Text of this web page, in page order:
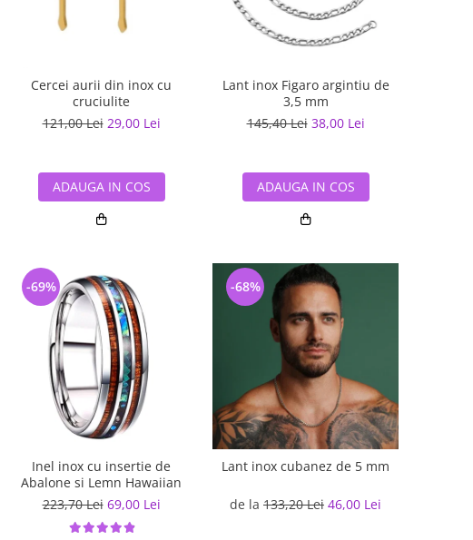
Cercei aurii din inox cu
cruciulite
121,00 Lei 29,00 Lei
ADAUGA IN COS
Lant inox Figaro argintiu de
3,5 mm
145,40 Lei 38,00 Lei
ADAUGA IN COS
Inel inox cu insertie de
Abalone si Lemn Hawaiian
223,70 Lei 69,00 Lei
-69%
Lant inox cubanez de 5 mm
de la 133,20 Lei 46,00 Lei
-68%